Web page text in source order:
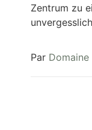
Zentrum zu
Par